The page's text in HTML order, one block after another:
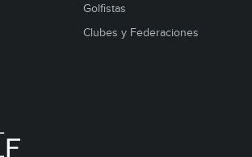
Golfistas
Clubes y Federaciones